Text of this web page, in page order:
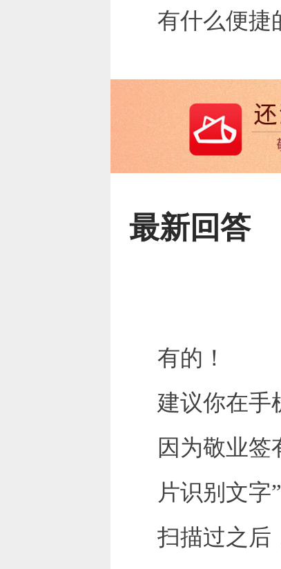
有什么便捷
最新回答
有的！
建议你在手
因为敬业签
片识别文字
扫描过之后